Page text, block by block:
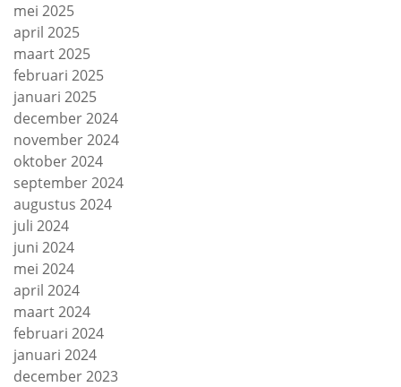
mei 2025
april 2025
maart 2025
februari 2025
januari 2025
december 2024
november 2024
oktober 2024
september 2024
augustus 2024
juli 2024
juni 2024
mei 2024
april 2024
maart 2024
februari 2024
januari 2024
december 2023